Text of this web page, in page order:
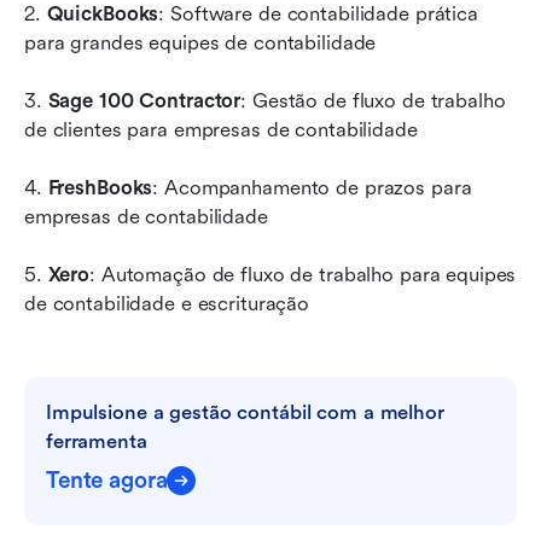
2. QuickBooks: Software de contabilidade prática
para grandes equipes de contabilidade
3. Sage 100 Contractor: Gestão de fluxo de trabalho
de clientes para empresas de contabilidade
4. FreshBooks: Acompanhamento de prazos para
empresas de contabilidade
5. Xero: Automação de fluxo de trabalho para equipes
de contabilidade e escrituração
Impulsione a gestão contábil com a melhor
ferramenta
Tente agora